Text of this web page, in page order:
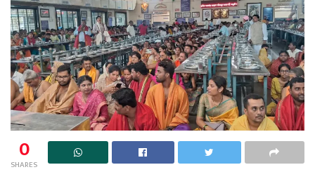
0
SHARES